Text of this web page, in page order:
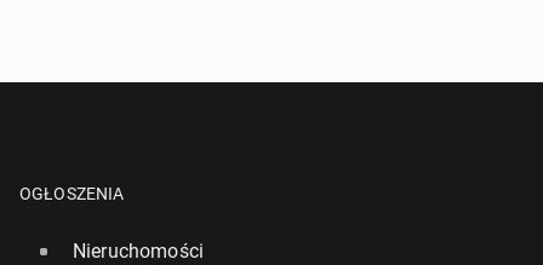
OGŁOSZENIA
Nieruchomości